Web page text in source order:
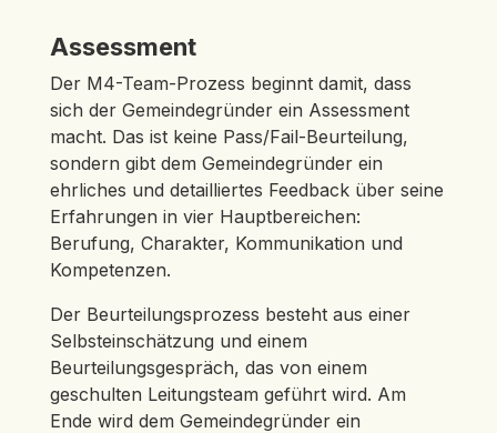
Assessment
Der M4-Team-Prozess beginnt damit, dass
sich der Gemeindegründer ein Assessment
macht. Das ist keine Pass/Fail-Beurteilung,
sondern gibt dem Gemeindegründer ein
ehrliches und detailliertes Feedback über seine
Erfahrungen in vier Hauptbereichen:
Berufung, Charakter, Kommunikation und
Kompetenzen.
Der Beurteilungsprozess besteht aus einer
Selbsteinschätzung und einem
Beurteilungsgespräch, das von einem
geschulten Leitungsteam geführt wird. Am
Ende wird dem Gemeindegründer ein